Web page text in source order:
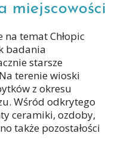
miejscowości
na temat Chłopic
badania
starsze
terenie wioski
z okresu
Wśród odkrytego
ceramiki, ozdoby,
także pozostałości